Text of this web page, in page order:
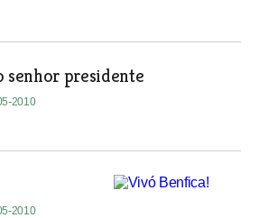
senhor presidente
2010
2010